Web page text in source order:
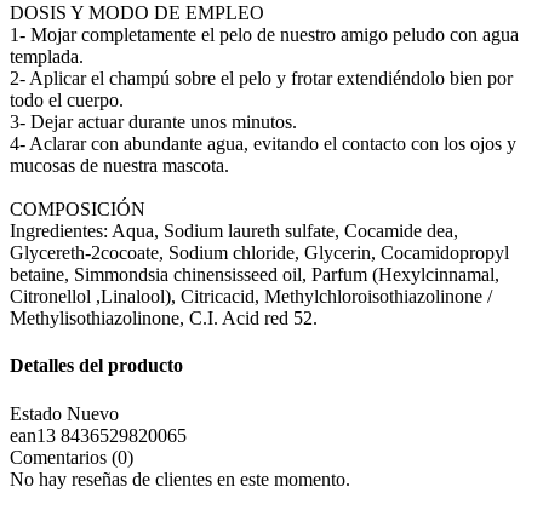
DOSIS Y MODO DE EMPLEO
1- Mojar completamente el pelo de nuestro amigo peludo con agua
templada.
2- Aplicar el champú sobre el pelo y frotar extendiéndolo bien por
todo el cuerpo.
3- Dejar actuar durante unos minutos.
4- Aclarar con abundante agua, evitando el contacto con los ojos y
mucosas de nuestra mascota.
COMPOSICIÓN
Ingredientes: Aqua, Sodium laureth sulfate, Cocamide dea,
Glycereth-2cocoate, Sodium chloride, Glycerin, Cocamidopropyl
betaine, Simmondsia chinensisseed oil, Parfum (Hexylcinnamal,
Citronellol ,Linalool), Citricacid, Methylchloroisothiazolinone /
Methylisothiazolinone, C.I. Acid red 52.
Detalles del producto
Estado Nuevo
ean13 8436529820065
Comentarios (0)
No hay reseñas de clientes en este momento.